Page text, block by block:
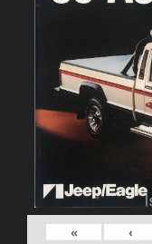
›
»